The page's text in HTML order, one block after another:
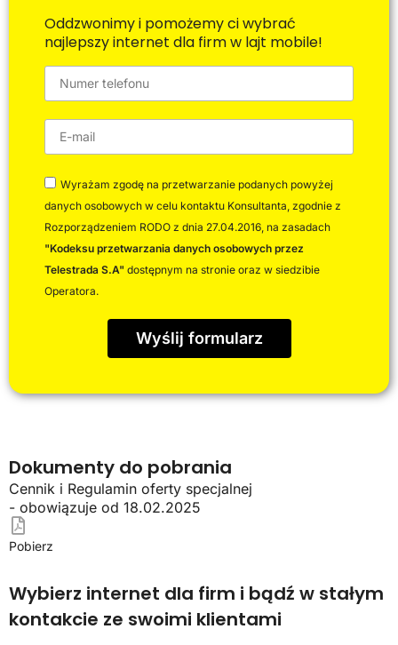
Oddzwonimy i pomożemy ci wybrać
najlepszy internet dla firm w lajt mobile!
Wyrażam zgodę na przetwarzanie podanych powyżej
danych osobowych w celu kontaktu Konsultanta, zgodnie z
Rozporządzeniem RODO z dnia 27.04.2016, na zasadach
"Kodeksu przetwarzania danych osobowych przez
Telestrada S.A" dostępnym na stronie oraz w siedzibie
Operatora.
Wyślij formularz
Dokumenty do pobrania
Cennik i Regulamin oferty specjalnej
- obowiązuje od 18.02.2025
Pobierz
Wybierz internet dla firm i bądź w stałym
kontakcie ze swoimi klientami